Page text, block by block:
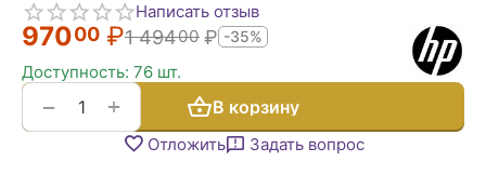
Написать отзыв
97000 ₽1 49400 ₽ -35%
Доступность: 76 шт.
+
− В корзину
Отложить Задать вопрос